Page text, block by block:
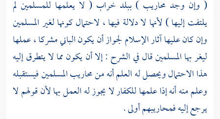
( وإن وجد محاريب ) ببلد خراب ( لا يعلمها للمسلمين لم
يلتفت إليها ) لأنها لا دلالة فيها ، لاحتمال كونها لغير المسلمين
وإن كان عليها آثار الإسلام لجواز أن يكون الباني مشركا ، عملها
ليغر بها المسلمين قال في الشرح : إلا أن يكون مما لا يتطرق إليه
هذا الاحتمال ويحصل له العلم أنه من محاريب المسلمين فيستقبله
وعلم منه أنه إذا علمها للكفار لا يجوز له العمل بها لأن قولهم لا
يرجع إليه فمحاريبهم أولى .